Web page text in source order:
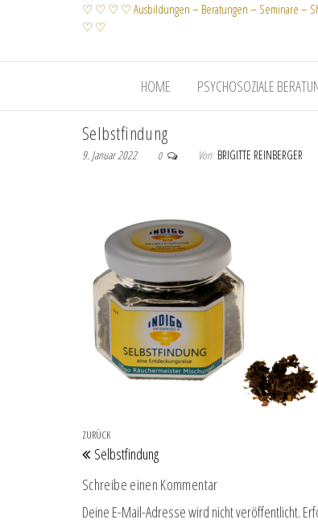
♡ ♡ ♡ ♡ Ausbildungen – Beratungen – Seminare –
♡ ♡
HOME PSYCHOSOZIALE
Selbstfindung
9. Januar 2022 0 Von BRIGITTE REINBERGER
Beitragsnavigation
Vorheriger Beitrag
ZURÜCK
Selbstfindung
Schreibe einen Kommentar
Deine E-Mail-Adresse wird nicht veröffentlicht.